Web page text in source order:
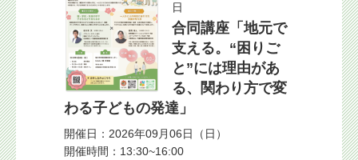
日
合同講座「地元で
支える。“困りご
と”には理由があ
る、関わり方で変
わる子どもの発達」
開催日：2026年09月06日（日）
開催時間：13:30~16:00